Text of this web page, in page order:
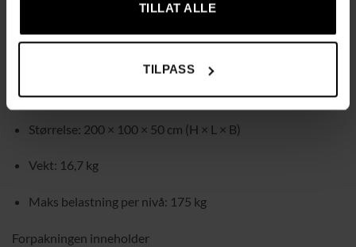
TILLAT ALLE
TILPASS
Materiale: pulverlakkert stålramme, E1-klassifisert MDF
Størrelse: 200 × 100 × 50 cm (H × L × B)
Vekt: 16,7 kg
Maks belastning per nivå: 175 kg
Forpakningen inneholder